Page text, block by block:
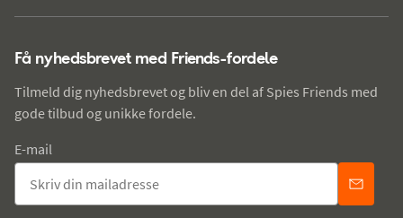
Få nyhedsbrevet med Friends-fordele
Tilmeld dig nyhedsbrevet og bliv en del af Spies Friends med
gode tilbud og unikke fordele.
E-mail